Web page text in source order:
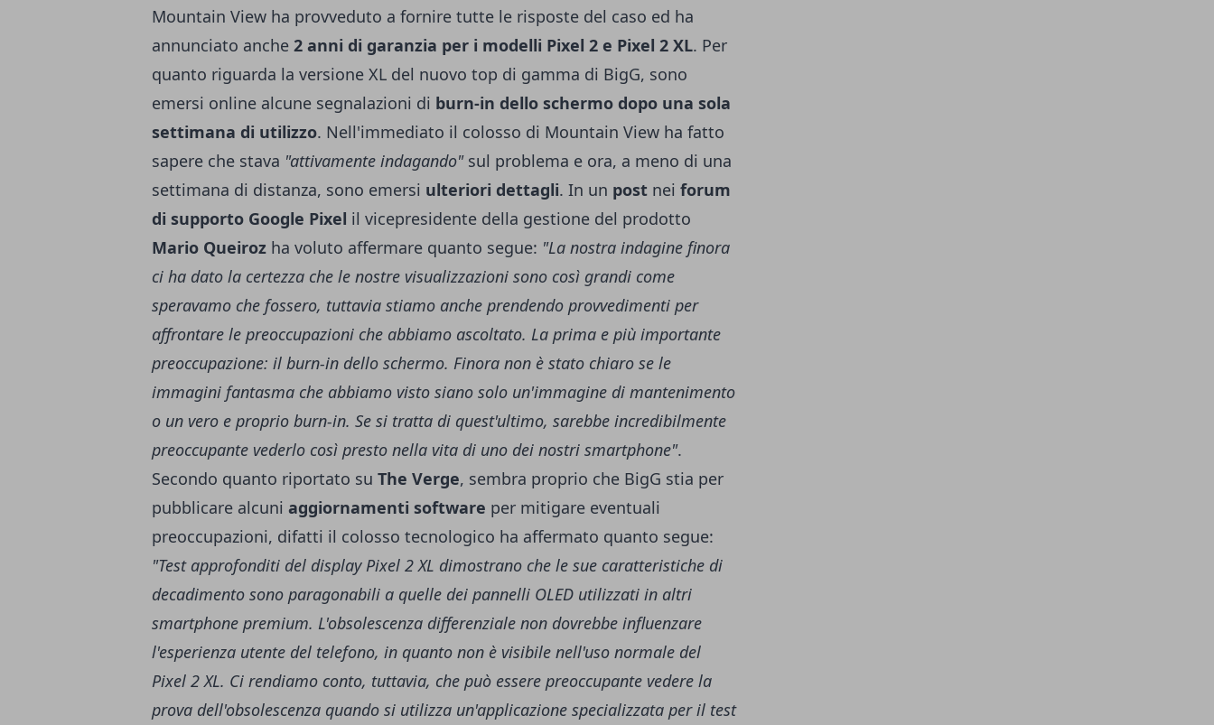
Mountain View ha provveduto a fornire tutte le risposte del caso ed ha
annunciato anche 2 anni di garanzia per i modelli Pixel 2 e Pixel 2 XL. Per
quanto riguarda la versione XL del nuovo top di gamma di BigG, sono
emersi online alcune segnalazioni di burn-in dello schermo dopo una sola
settimana di utilizzo. Nell'immediato il colosso di Mountain View ha fatto
sapere che stava "attivamente indagando"sul problema e ora, a meno di una
settimana di distanza, sono emersi ulteriori dettagli. In un post nei forum
di supporto Google Pixel il vicepresidente della gestione del prodotto
Mario Queiroz ha voluto affermare quanto segue: "La nostra indagine finora
ci ha dato la certezza che le nostre visualizzazioni sono così grandi come
speravamo che fossero, tuttavia stiamo anche prendendo provvedimenti per
affrontare le preoccupazioni che abbiamo ascoltato. La prima e più importante
preoccupazione: il burn-in dello schermo. Finora non è stato chiaro se le
immagini fantasma che abbiamo visto siano solo un'immagine di mantenimento
o un vero e proprio burn-in. Se si tratta di quest'ultimo, sarebbe incredibilmente
preoccupante vederlo così presto nella vita di uno dei nostri smartphone".
Secondo quanto riportato su The Verge, sembra proprio che BigG stia per
pubblicare alcuni aggiornamenti software per mitigare eventuali
preoccupazioni, difatti il colosso tecnologico ha affermato quanto segue:
"Test approfonditi del display Pixel 2 XL dimostrano che le sue caratteristiche di
decadimento sono paragonabili a quelle dei pannelli OLED utilizzati in altri
smartphone premium. L'obsolescenza differenziale non dovrebbe influenzare
l'esperienza utente del telefono, in quanto non è visibile nell'uso normale del
Pixel 2 XL. Ci rendiamo conto, tuttavia, che può essere preoccupante vedere la
prova dell'obsolescenza quando si utilizza un'applicazione specializzata per il test